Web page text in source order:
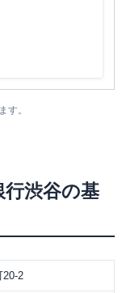
す。
行渋谷の基
20-2